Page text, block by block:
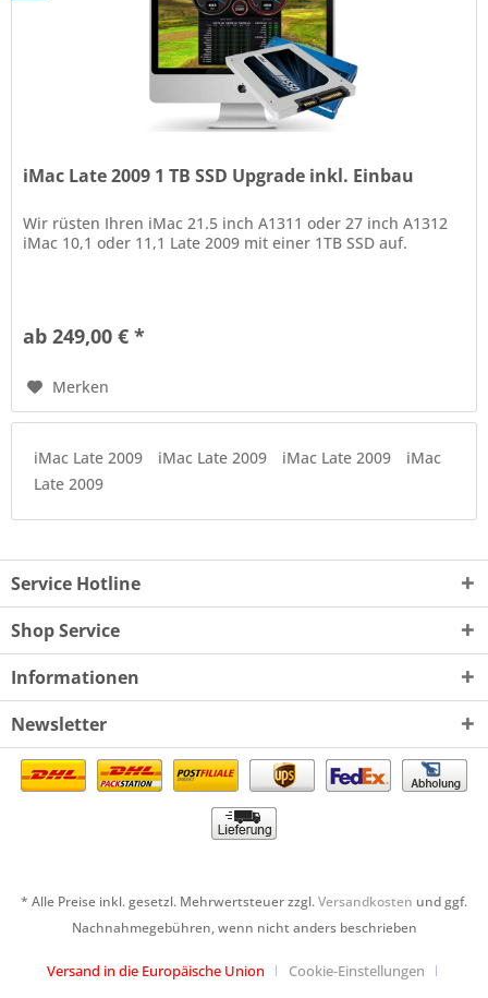
iMac Late 2009 1 TB SSD Upgrade inkl. Einbau
Wir rüsten Ihren iMac 21.5 inch A1311 oder 27 inch A1312
iMac 10,1 oder 11,1 Late 2009 mit einer 1TB SSD auf.
ab 249,00 € *
Merken
iMac Late 2009 iMac Late 2009 iMac Late 2009
iMac
Late 2009
Service Hotline
Shop Service
Informationen
Newsletter
* Alle Preise inkl. gesetzl. Mehrwertsteuer zzgl.Versandkosten und ggf.
Nachnahmegebühren, wenn nicht anders beschrieben
Versand in die Europäische Union Cookie-Einstellungen